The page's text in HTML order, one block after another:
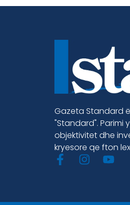
Gazeta Standard
"Standard". Parimi
objektivitet dhe
kryesore qe fton